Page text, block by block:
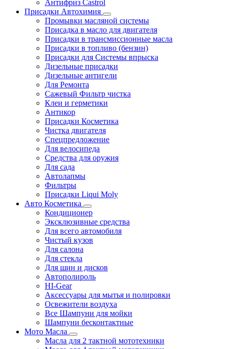
Антифриз Castrol
Присадки Автохимия
Промывки масляной системы
Присадка в масло для двигателя
Присадки в трансмиссионные масла
Присадки в топливо (бензин)
Присадки для Системы впрыска
Дизельные присадки
Дизельные антигели
Для Ремонта
Сажевый Фильтр чистка
Клеи и герметики
Антикор
Присадки Косметика
Чистка двигателя
Спецпредложение
Для велосипеда
Средства для оружия
Для сада
Автолапмы
Фильтры
Присадки Liqui Moly
Авто Косметика
Кондиционер
Эксклюзивные средства
Для всего автомобиля
Чистый кузов
Для салона
Для стекла
Для шин и дисков
Автополироль
HI-Gear
Аксессуары для мытья и полировки
Освежители воздуха
Все Шампуни для мойки
Шампуни бесконтактные
Мото Масла
Масла для 2 тактной мототехники